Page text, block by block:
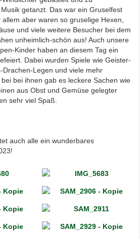
getanzt. Das war ein Gruselfest
allem aber waren so gruselige Hexen,
und viele weitere Besucher bei dem
unheimlich-schön aus! Auch unsere
Kinder haben an diesem Tag ein
Dabei wurden Spiele wie Geister-
Drachen-Legen und viele mehr
bei ihnen gab es leckere Sachen wie
aus Obst und Gemüse gelegter
sehr viel Spaß.
auch alle ein wunderbares